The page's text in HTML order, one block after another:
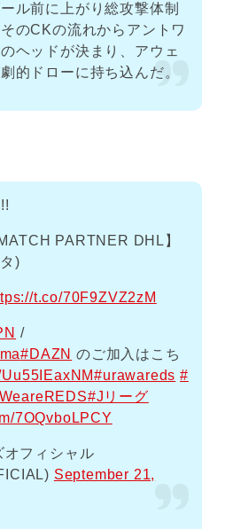
ル前に上がり総攻撃体制
のCKの流れからアントワ
ヘッドが決まり、アウェ
的ドローに持ち込んだ。
PARTNER DHL】
)
t.co/70F9ZVZ2zM
/
#DAZN のご加入はこち
#urawareds #
#Jリーグ
7OQvboLPCY
フィシャル
September 21,